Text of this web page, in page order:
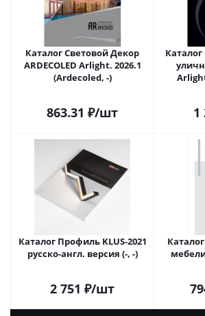
Каталог Световой Декор
ARDECOLED Arlight. 2026.1
(Ardecoled, -)
863.31 ₽/шт 1
Каталог Профиль KLUS-2021
русско-англ. версия (-, -)
2 751 ₽/шт